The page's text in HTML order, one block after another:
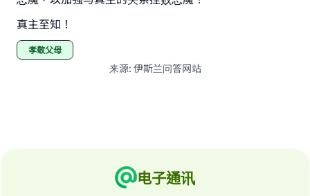
真主至知！
孝敬父母
来源: 伊斯兰问答网站
电子通讯